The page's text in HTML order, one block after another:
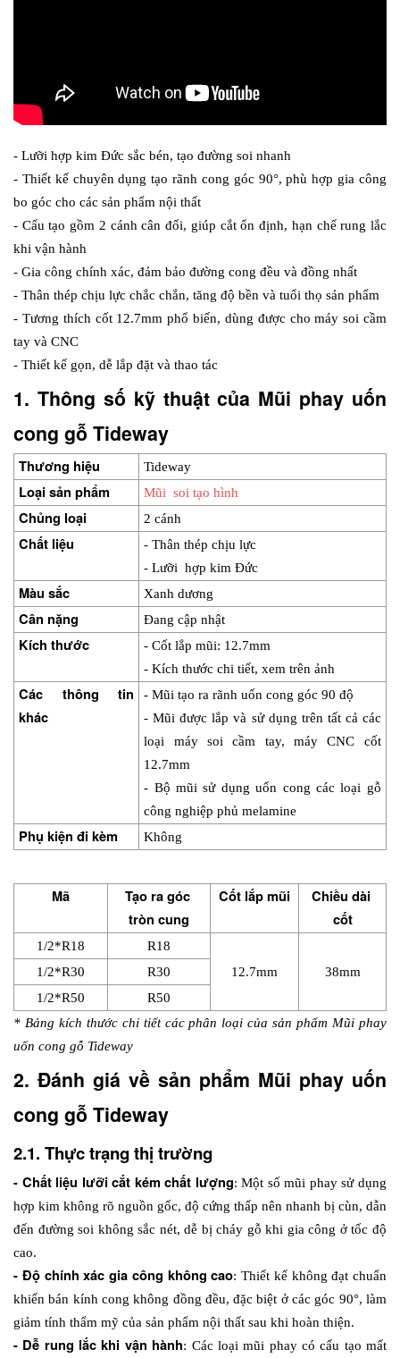
- Lưỡi hợp kim Đức sắc bén, tạo đường soi nhanh
- Thiết kế chuyên dụng tạo rãnh cong góc 90°, phù hợp gia công
bo góc cho các sản phẩm nội thất
- Cấu tạo gồm 2 cánh cân đối, giúp cắt ổn định, hạn chế rung lắc
khi vận hành
- Gia công chính xác, đảm bảo đường cong đều và đồng nhất
- Thân thép chịu lực chắc chắn, tăng độ bền và tuổi thọ sản phẩm
- Tương thích cốt 12.7mm phổ biến, dùng được cho máy soi cầm
tay và CNC
- Thiết kế gọn, dễ lắp đặt và thao tác
1. Thông số kỹ thuật của Mũi phay uốn
cong gỗ Tideway
Thương hiệu Tideway
Loại sản phẩm Mũi  soi tạo hình
Chủng loại 2 cánh
Chất liệu
- Thân thép chịu lực
- Lưỡi  hợp kim Đức
Màu sắc Xanh dương
Cân nặng Đang cập nhật
Kích thước
- Cốt lắp mũi: 12.7mm
- Kích thước chi tiết, xem trên ảnh
Các thông tin
khác
- Mũi tạo ra rãnh uốn cong góc 90 độ
- Mũi được lắp và sử dụng trên tất cả các
loại máy soi cầm tay, máy CNC cốt
12.7mm
- Bộ mũi sử dụng uốn cong các loại gỗ
công nghiệp phủ melamine
Phụ kiện đi kèm Không
Mã
Tạo ra góc
tròn cung
Cốt lắp mũi
Chiều dài
cốt
1/2*R18
R18
12.7mm
38mm
1/2*R30
R30
1/2*R50
R50
* Bảng kích thước chi tiết các phân loại của sản phẩm Mũi phay
uốn cong gỗ Tideway
2. Đánh giá về sản phẩm Mũi phay uốn
cong gỗ Tideway
2.1. Thực trạng thị trường
- Chất liệu lưỡi cắt kém chất lượng: Một số mũi phay sử dụng
hợp kim không rõ nguồn gốc, độ cứng thấp nên nhanh bị cùn, dẫn
đến đường soi không sắc nét, dễ bị cháy gỗ khi gia công ở tốc độ
cao.
- Độ chính xác gia công không cao: Thiết kế không đạt chuẩn
khiến bán kính cong không đồng đều, đặc biệt ở các góc 90°, làm
giảm tính thẩm mỹ của sản phẩm nội thất sau khi hoàn thiện.
- Dễ rung lắc khi vận hành: Các loại mũi phay có cấu tạo mất